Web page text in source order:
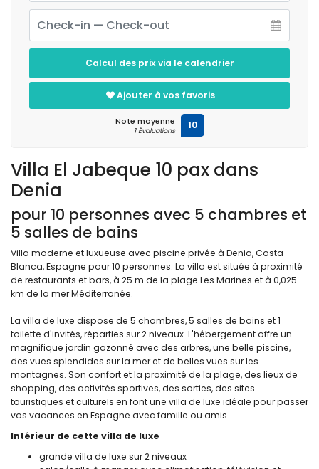
Villa El Jabeque 10 pax dans
Denia
pour 10 personnes avec 5 chambres et
5 salles de bains
Villa moderne et luxueuse avec piscine privée à Denia, Costa
Blanca, Espagne pour 10 personnes. La villa est située à proximité
de restaurants et bars, à 25 m de la plage Les Marines et à 0,025
km de la mer Méditerranée.
La villa de luxe dispose de 5 chambres, 5 salles de bains et 1
toilette d'invités, réparties sur 2 niveaux. L'hébergement offre un
magnifique jardin gazonné avec des arbres, une belle piscine,
des vues splendides sur la mer et de belles vues sur les
montagnes. Son confort et la proximité de la plage, des lieux de
shopping, des activités sportives, des sorties, des sites
touristiques et culturels en font une villa de luxe idéale pour passer
vos vacances en Espagne avec famille ou amis.
Intérieur de cette villa de luxe
grande villa de luxe sur 2 niveaux
Calcul des prix via le calendrier
Ajouter à vos favoris
Note moyenne
1 Évaluations 10